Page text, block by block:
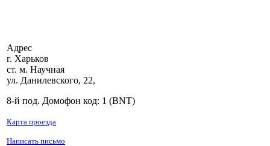
Адрес
г. Харьков
ст. м. Научная
ул. Данилевского, 22,
8-й под. Домофон код: 1 (BNT)
Карта проезда
Написать письмо